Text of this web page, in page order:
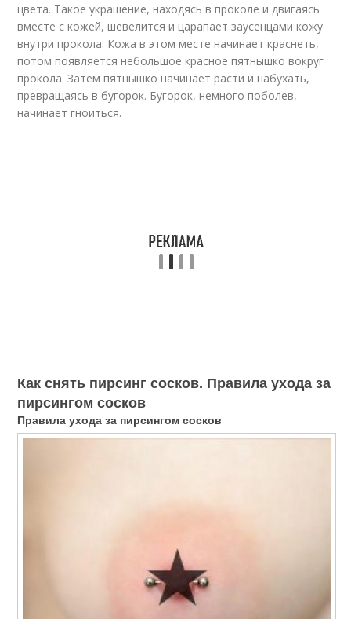
цвета. Такое украшение, находясь в проколе и двигаясь
вместе с кожей, шевелится и царапает заусенцами кожу
внутри прокола. Кожа в этом месте начинает краснеть,
потом появляется небольшое красное пятнышко вокруг
прокола. Затем пятнышко начинает расти и набухать,
превращаясь в бугорок. Бугорок, немного поболев,
начинает гноиться.
Как снять пирсинг сосков. Правила ухода за
пирсингом сосков
Правила ухода за пирсингом сосков